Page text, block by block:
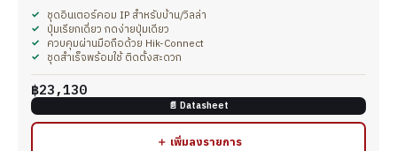
ชุดอินเตอร์คอม IP สำหรับบ้าน/วิลล่า
ปุ่มเรียกเดี่ยว กดง่ายปุ่มเดียว
ควบคุมผ่านมือถือด้วย Hik-Connect
ชุดสำเร็จพร้อมใช้ ติดตั้งสะดวก
฿23,130
📄 Datasheet
＋ เพิ่มลงรายการ